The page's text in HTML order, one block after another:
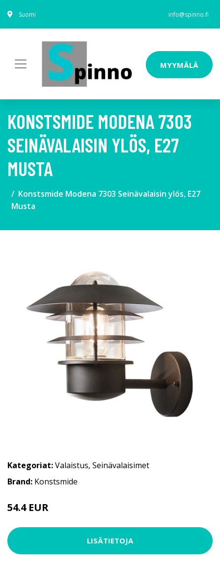
Suomi info@spinno.fi
MYYMÄLÄ
KONSTSMIDE MODENA 7303
SEINÄVALAISIN YLÖS, E27
MUSTA
Konstsmide Modena 7303 Seinävalaisin ylös, E27
Musta
Kategoriat:Valaistus, Seinävalaisimet
Brand: Konstsmide
54.4 EUR
LISÄTIETOJA